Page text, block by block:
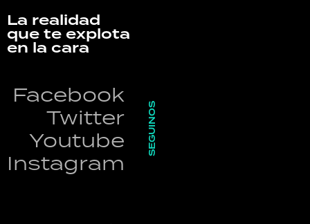
La realidad
que te explota
en la cara
Facebook
Twitter
Youtube
Instagram
SEGUINOS